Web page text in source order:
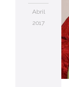
Abril
2017